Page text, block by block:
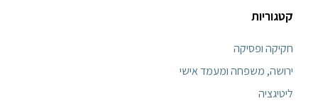
קטגוריות
חקיקה ופסיקה
ירושה, משפחה ומעמד אישי
ליטיגציה